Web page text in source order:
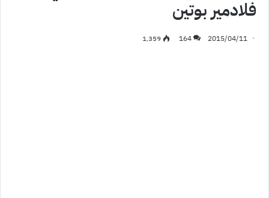
فلادمير بوتين
2015/04/11
164 1٬359